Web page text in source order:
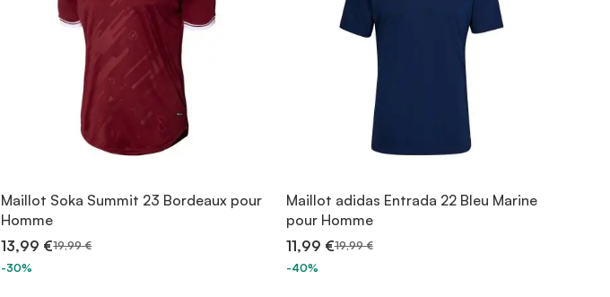
Maillot Soka Summit 23 Bordeaux pour
Homme
13,99 €19,99 €
-30%
Maillot adidas Entrada 22 Bleu Marine
pour Homme
11,99 €19,99 €
-40%